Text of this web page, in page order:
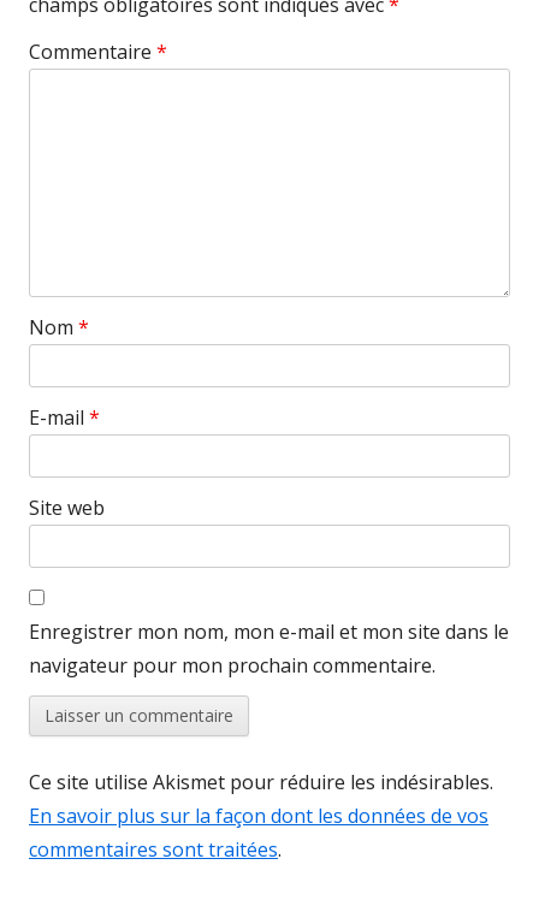
Commentaire *
Nom *
E-mail *
Site web
Enregistrer mon nom, mon e-mail et mon site dans le
navigateur pour mon prochain commentaire.
Ce site utilise Akismet pour réduire les indésirables.
En savoir plus sur la façon dont les données de vos
commentaires sont traitées.